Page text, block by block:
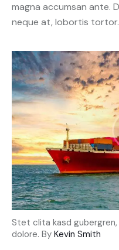
magna accumsan ante.
neque at, lobortis tortor.
Stet clita kasd
dolore. By Kevin Smith